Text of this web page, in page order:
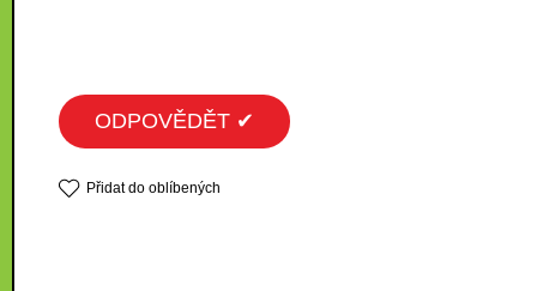
ODPOVĚDĚT ✔
Přidat do oblíbených